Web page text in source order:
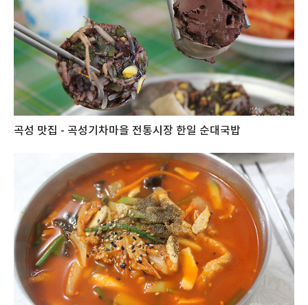
곡성 맛집 - 곡성기차마을 전통시장 한일 순대국밥